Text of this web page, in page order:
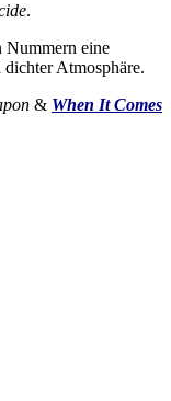
.
Nummern eine
Atmosphäre.
& When It Comes